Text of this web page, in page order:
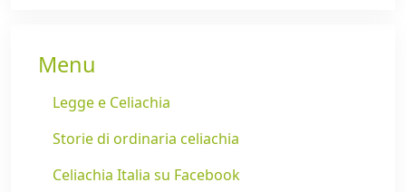
Menu
Legge e Celiachia
Storie di ordinaria celiachia
Celiachia Italia su Facebook